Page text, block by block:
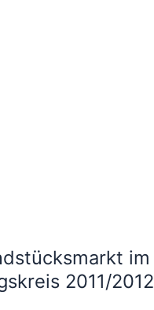
im
2011/2012